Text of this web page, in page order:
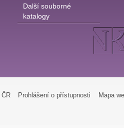
Další souborné
katalogy
Prohlášení o přístupnosti Mapa